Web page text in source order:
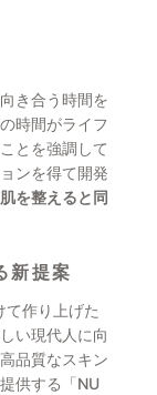
き合う時間を
時間がライフ
とを強調して
ンを得て開発
肌を整えると同
新提案
て作り上げた
い現代人に向
品質なスキン
供する「NU